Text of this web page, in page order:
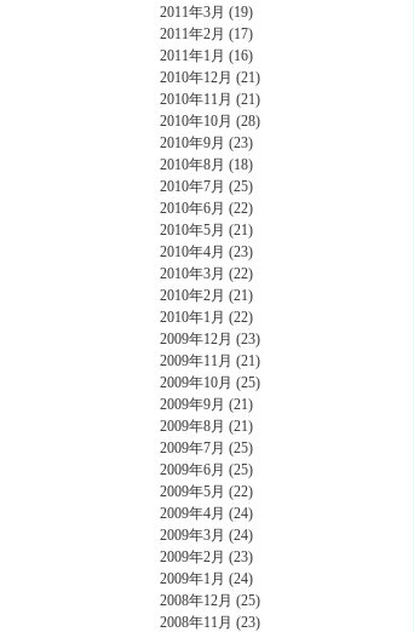
2011年3月 (19)
2011年2月 (17)
2011年1月 (16)
2010年12月 (21)
2010年11月 (21)
2010年10月 (28)
2010年9月 (23)
2010年8月 (18)
2010年7月 (25)
2010年6月 (22)
2010年5月 (21)
2010年4月 (23)
2010年3月 (22)
2010年2月 (21)
2010年1月 (22)
2009年12月 (23)
2009年11月 (21)
2009年10月 (25)
2009年9月 (21)
2009年8月 (21)
2009年7月 (25)
2009年6月 (25)
2009年5月 (22)
2009年4月 (24)
2009年3月 (24)
2009年2月 (23)
2009年1月 (24)
2008年12月 (25)
2008年11月 (23)